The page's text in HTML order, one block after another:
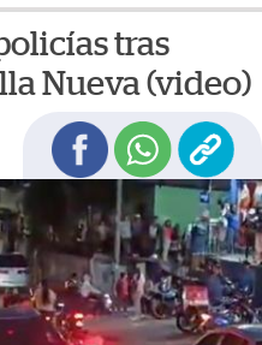
tras
Nueva (video)